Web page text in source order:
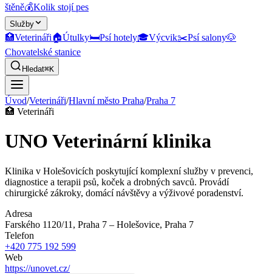
štěně💰Kolik stojí pes
Služby
🏥Veterináři🏠Útulky🛏️Psí hotely🎓Výcvik✂️Psí salony🐶
Chovatelské stanice
Hledat⌘K
Úvod/Veterináři/Hlavní město Praha/Praha 7
🏥 Veterináři
UNO Veterinární klinika
Klinika v Holešovicích poskytující komplexní služby v prevenci,
diagnostice a terapii psů, koček a drobných savců. Provádí
chirurgické zákroky, domácí návštěvy a výživové poradenství.
Adresa
Farského 1120/11, Praha 7 – Holešovice, Praha 7
Telefon
+420 775 192 599
Web
https://unovet.cz/